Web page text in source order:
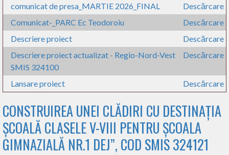
comunicat de presa_MARTIE 2026_FINAL
Descărcare
Comunicat-_PARC Ec Teodoroiu
Descărcare
Descriere proiect
Descărcare
Descriere proiect actualizat - Regio-Nord-Vest
SMIS 324100
Descărcare
Lansare proiect Descărcare
CONSTRUIREA UNEI CLĂDIRI CU DESTINAȚIA
ȘCOALĂ CLASELE V-VIII PENTRU ȘCOALA
GIMNAZIALĂ NR.1 DEJ”, COD SMIS 324121